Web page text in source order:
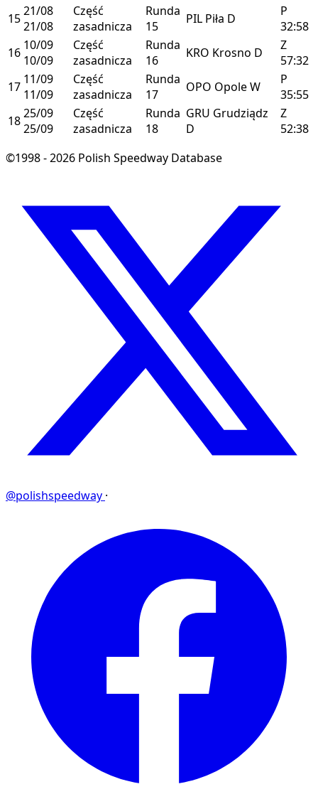
1521/08
21/08
Część
zasadnicza
Runda
15
PIL Piła D
P
32:58
16 10/09
10/09
Część
zasadnicza
Runda
16
KRO Krosno D
Z
57:32
17 11/09
11/09
Część
zasadnicza
Runda
17
OPO OpoleW
P
35:55
1825/09
25/09
Część
zasadnicza
Runda
18
GRU Grudziądz
D
Z
52:38
©1998 - 2026 Polish Speedway Database
@polishspeedway ·